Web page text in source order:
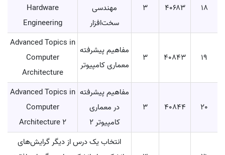
18 ۴۰۶۸۳ ۳
مهندسی
سخت‌افزار
Hardware
Engineering
19 ۴۰۸۴۳ ۳
مفاهیم پیشرفته
معماری کامپیوتر
Advanced Topics in
Computer
Architecture
20 ۴۰۸۴۴ ۳
مفاهیم پیشرفته
در معماری
کامپیوتر ۲
Advanced Topics in
Computer
Architecture 2
انتخاب یک درس از دیگر گرایش‌های